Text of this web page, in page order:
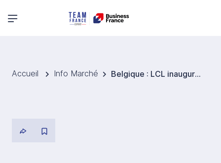
Menu principal
Accueil Info Marché Belgique : LCL inaugure à Diegem son plus grand data center, conçu pour les besoins liés à l’IA